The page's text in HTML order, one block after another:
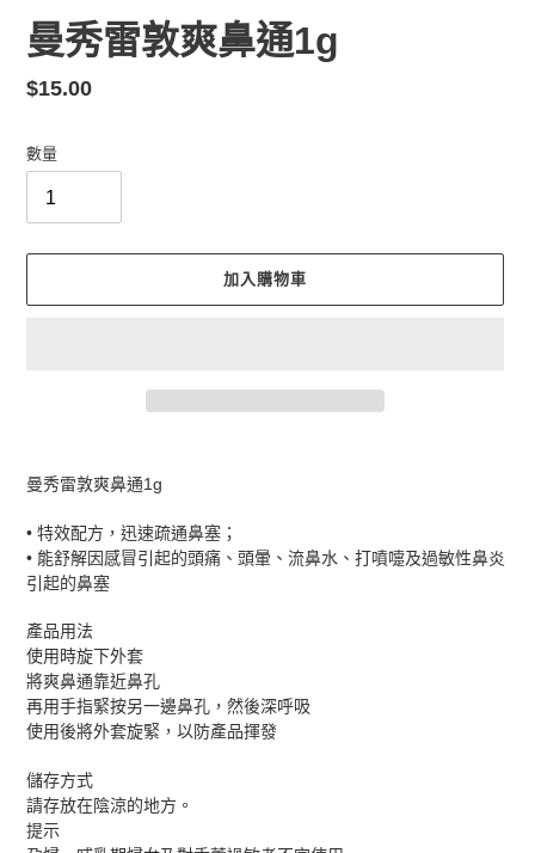
曼秀雷敦爽鼻通1g
定
$15.00
數量
加入購物車
在
將
產
品
加
入
您
的
購
物
車
曼秀雷敦爽鼻通1g
• 特效配方，迅速疏通鼻塞；
• 能舒解因感冒引起的頭痛、頭暈、流鼻水、打噴嚏及過敏性鼻炎
引起的鼻塞
產品用法
使用時旋下外套
將爽鼻通靠近鼻孔
再用手指緊按另一邊鼻孔，然後深呼吸
使用後將外套旋緊，以防產品揮發
儲存方式
請存放在陰涼的地方。
提示